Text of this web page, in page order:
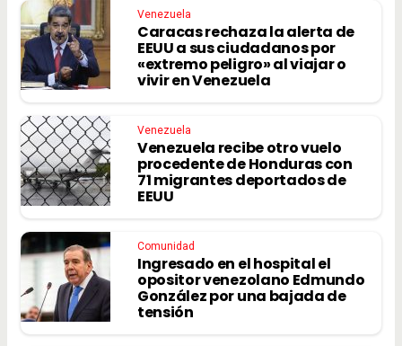
Venezuela
Caracas rechaza la alerta de
EEUU a sus ciudadanos por
«extremo peligro» al viajar o
vivir en Venezuela
Venezuela
Venezuela recibe otro vuelo
procedente de Honduras con
71 migrantes deportados de
EEUU
Comunidad
Ingresado en el hospital el
opositor venezolano Edmundo
González por una bajada de
tensión